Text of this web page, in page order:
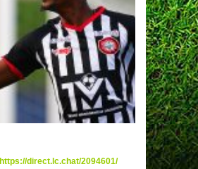
https://direct.lc.chat/2094601/